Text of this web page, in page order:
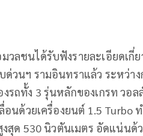
ลชนได้รับฟังรายละเอียดเกี่
วนฯ รามอินทราแล้ว ระหว่าง
ถทั้ง 3 รุ่นหลักของเกรท วอล
อนด้วยเครื่องยนต์ 1.5 Turbo
งสุด 530 นิวตันเมตร อัดแน่นด้